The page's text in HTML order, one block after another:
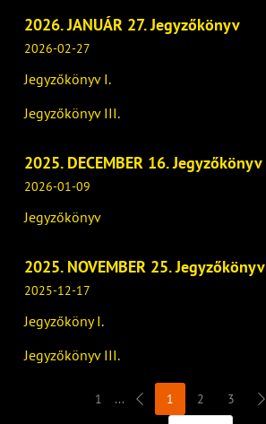
2026. JANUÁR 27. Jegyzőkönyv
2026-02-27
Jegyzőkönyv I.
Jegyzőkönyv III.
2025. DECEMBER 16. Jegyzőkönyv
2026-01-09
Jegyzőkönyv
2025. NOVEMBER 25. Jegyzőkönyv
2025-12-17
Jegyzőköny I.
Jegyzőkönyv III.
1 ... 1 2 3